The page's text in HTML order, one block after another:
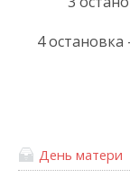
4
День матери